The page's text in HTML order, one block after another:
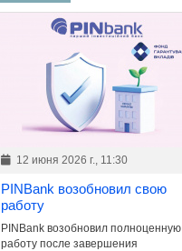
12 июня 2026 г., 11:30
PINBank возобновил свою
работу
PINBank возобновил полноценную
работу после завершения